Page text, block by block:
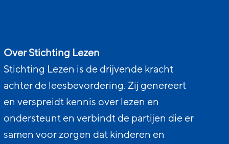
Over Stichting Lezen
Stichting Lezen is de drijvende kracht
achter de leesbevordering. Zij genereert
en verspreidt kennis over lezen en
ondersteunt en verbindt de partijen die er
samen voor zorgen dat kinderen en